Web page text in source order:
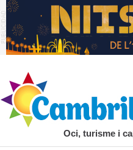
Oci, turisme i